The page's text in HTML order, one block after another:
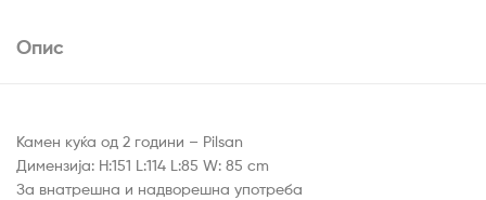
Опис
Камен куќа од 2 години – Pilsan
Димензија: H:151 L:114 L:85 W: 85 cm
За внатрешна и надворешна употреба